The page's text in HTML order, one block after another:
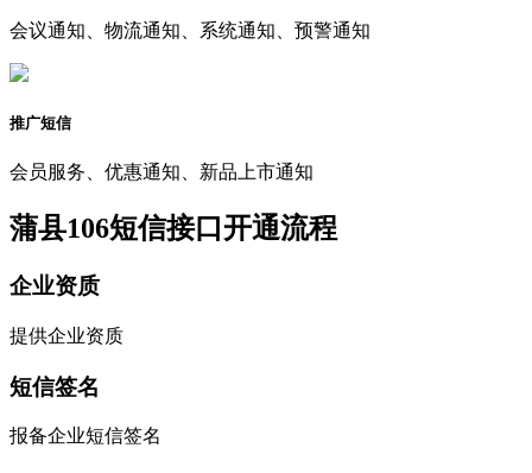
会议通知、物流通知、系统通知、预警通知
推广短信
会员服务、优惠通知、新品上市通知
蒲县106短信接口开通流程
企业资质
提供企业资质
短信签名
报备企业短信签名